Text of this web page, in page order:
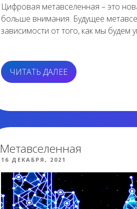
Цифровая метавселенная – это
больше внимания. Будущее
зависимости от того, как мы будем
ЧИТАТЬ ДАЛЕЕ«КАК
ЗАЩИТИТЬСЯ
Метавселенная
ОПУБЛИКОВАНО
16 ДЕКАБРЯ, 2021